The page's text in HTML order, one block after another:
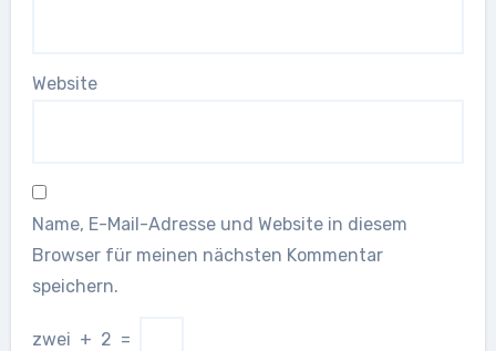
Website
Name, E-Mail-Adresse und Website in diesem
Browser für meinen nächsten Kommentar
speichern.
zwei + 2 =